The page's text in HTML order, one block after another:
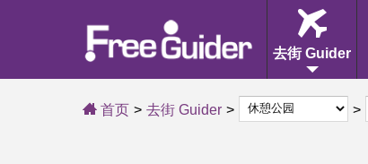
去街 Guider
首页 去街 Guider